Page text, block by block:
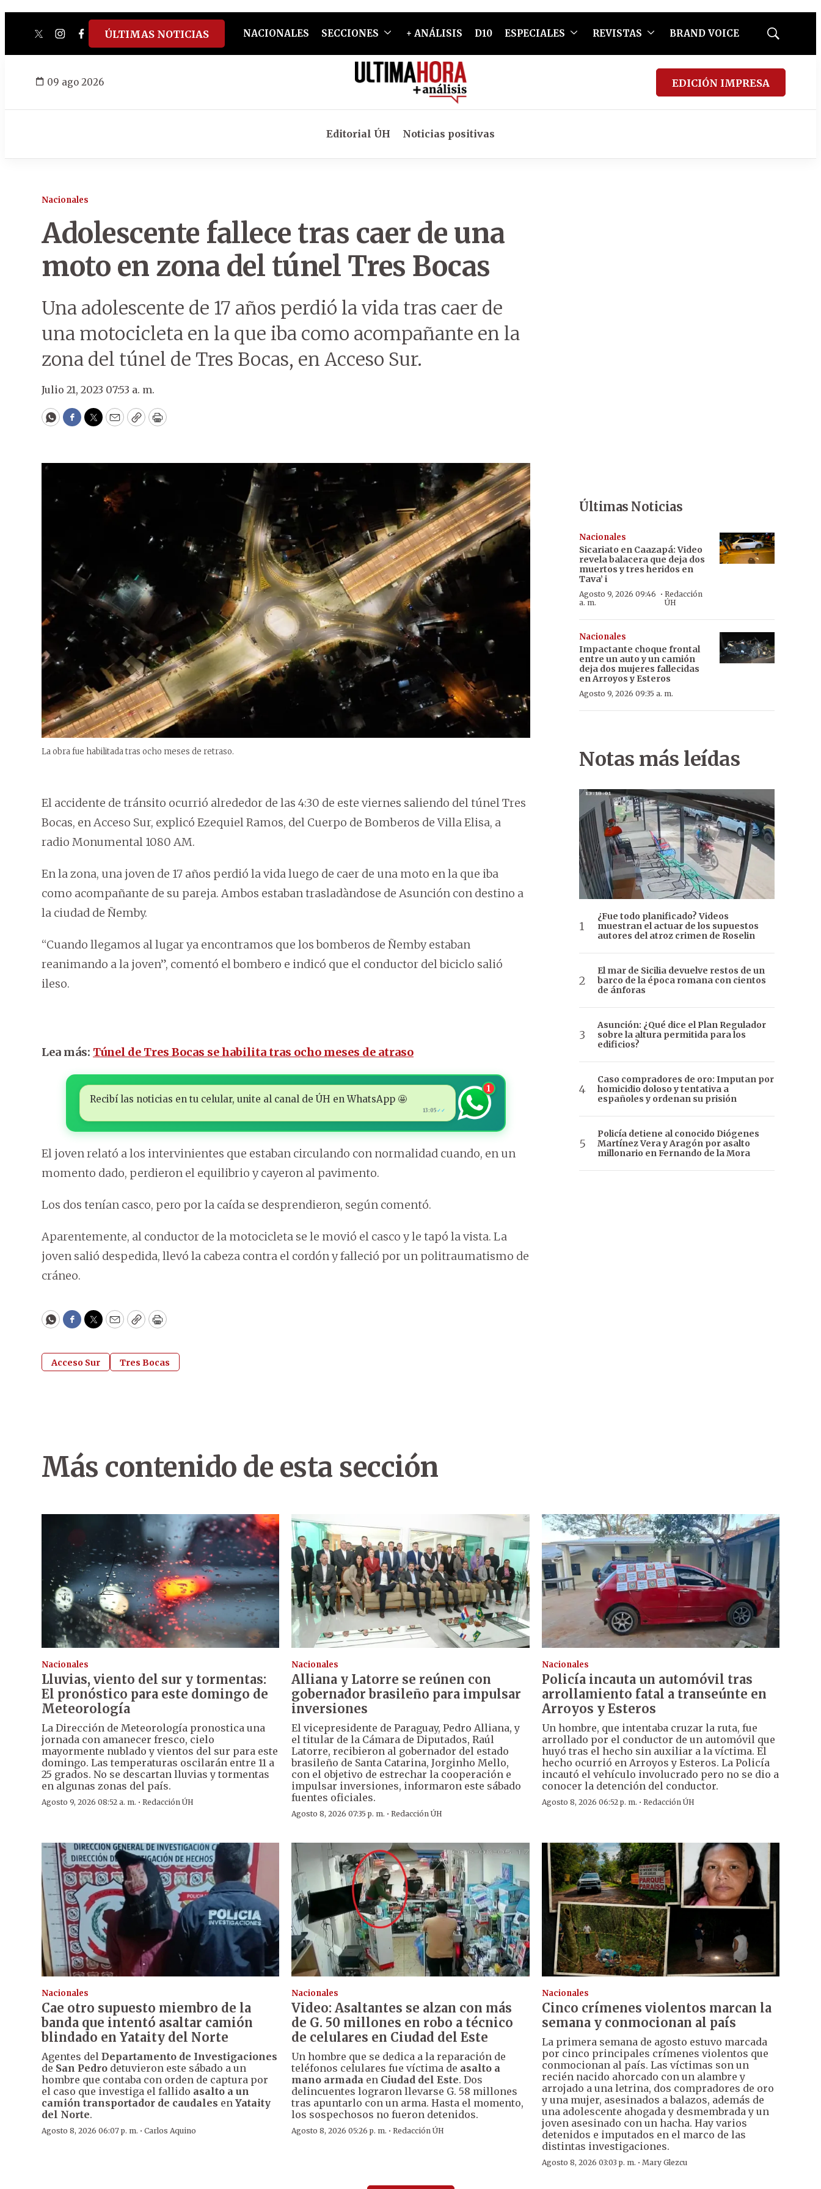
twitterinstagram
facebook
tiktokyoutube
spotify
ÚLTIMAS NOTICIAS NACIONALES SECCIONES + ANÁLISIS D10 ESPECIALES REVISTAS BRAND VOICE
Mostrar
09 ago 2026 EDICIÓN IMPRESA
Editorial ÚH Noticias positivas
Nacionales
Adolescente fallece tras caer de una
moto en zona del túnel Tres Bocas
Una adolescente de 17 años perdió la vida tras caer de
una motocicleta en la que iba como acompañante en la
zona del túnel de Tres Bocas, en Acceso Sur.
Julio 21, 2023 07:53 a. m.
WhatsApp
Facebook
Twitter
EmailCopyPrint
La obra fue habilitada tras ocho meses de retraso.
El accidente de tránsito ocurrió alrededor de las 4:30 de este viernes saliendo del túnel Tres
Bocas, en Acceso Sur, explicó Ezequiel Ramos, del Cuerpo de Bomberos de Villa Elisa, a
radio Monumental 1080 AM.
En la zona, una joven de 17 años perdió la vida luego de caer de una moto en la que iba
como acompañante de su pareja. Ambos estaban trasladàndose de Asunción con destino a
la ciudad de Ñemby.
“Cuando llegamos al lugar ya encontramos que los bomberos de Ñemby estaban
reanimando a la joven”, comentó el bombero e indicó que el conductor del biciclo salió
ileso.
Lea más: Túnel de Tres Bocas se habilita tras ocho meses de atraso
Recibí las noticias en tu celular, unite al canal de ÚH en WhatsApp 🤩
13:05 ✓✓
1
El joven relató a los intervinientes que estaban circulando con normalidad cuando, en un
momento dado, perdieron el equilibrio y cayeron al pavimento.
Los dos tenían casco, pero por la caída se desprendieron, según comentó.
Aparentemente, al conductor de la motocicleta se le movió el casco y le tapó la vista. La
joven salió despedida, llevó la cabeza contra el cordón y falleció por un politraumatismo de
cráneo.
WhatsApp
Facebook
Twitter
EmailCopyPrint
Acceso Sur Tres Bocas
Últimas Noticias
Nacionales
Sicariato en Caazapá: Video
revela balacera que deja dos
muertos y tres heridos en
Tava’ i
Agosto 9, 2026 09:46
a. m.
·Redacción
ÚH
Nacionales
Impactante choque frontal
entre un auto y un camión
deja dos mujeres fallecidas
en Arroyos y Esteros
Agosto 9, 2026 09:35 a. m.
Notas más leídas
¿Fue todo planificado? Videos
muestran el actuar de los supuestos
autores del atroz crimen de Roselin
El mar de Sicilia devuelve restos de un
barco de la época romana con cientos
de ánforas
Asunción: ¿Qué dice el Plan Regulador
sobre la altura permitida para los
edificios?
Caso compradores de oro: Imputan por
homicidio doloso y tentativa a
españoles y ordenan su prisión
Policía detiene al conocido Diógenes
Martínez Vera y Aragón por asalto
millonario en Fernando de la Mora
Más contenido de esta sección
Nacionales
Lluvias, viento del sur y tormentas:
El pronóstico para este domingo de
Meteorología
La Dirección de Meteorología pronostica una
jornada con amanecer fresco, cielo
mayormente nublado y vientos del sur para este
domingo. Las temperaturas oscilarán entre 11 a
25 grados. No se descartan lluvias y tormentas
en algunas zonas del país.
Agosto 9, 2026 08:52 a. m. · Redacción ÚH
Nacionales
Alliana y Latorre se reúnen con
gobernador brasileño para impulsar
inversiones
El vicepresidente de Paraguay, Pedro Alliana, y
el titular de la Cámara de Diputados, Raúl
Latorre, recibieron al gobernador del estado
brasileño de Santa Catarina, Jorginho Mello,
con el objetivo de estrechar la cooperación e
impulsar inversiones, informaron este sábado
fuentes oficiales.
Agosto 8, 2026 07:35 p. m. ·Redacción ÚH
Nacionales
Policía incauta un automóvil tras
arrollamiento fatal a transeúnte en
Arroyos y Esteros
Un hombre, que intentaba cruzar la ruta, fue
arrollado por el conductor de un automóvil que
huyó tras el hecho sin auxiliar a la víctima. El
hecho ocurrió en Arroyos y Esteros. La Policía
incautó el vehículo involucrado pero no se dio a
conocer la detención del conductor.
Agosto 8, 2026 06:52 p. m. · Redacción ÚH
Nacionales
Cae otro supuesto miembro de la
banda que intentó asaltar camión
blindado en Yataity del Norte
Agentes del Departamento de Investigaciones
de San Pedro detuvieron este sábado a un
hombre que contaba con orden de captura por
el caso que investiga el fallido asalto a un
camión transportador de caudales en Yataity
del Norte.
Agosto 8, 2026 06:07 p. m. · Carlos Aquino
Nacionales
Video: Asaltantes se alzan con más
de G. 50 millones en robo a técnico
de celulares en Ciudad del Este
Un hombre que se dedica a la reparación de
teléfonos celulares fue víctima de asalto a
mano armada en Ciudad del Este. Dos
delincuentes lograron llevarse G. 58 millones
tras apuntarlo con un arma. Hasta el momento,
los sospechosos no fueron detenidos.
Agosto 8, 2026 05:26 p. m. ·Redacción ÚH
Nacionales
Cinco crímenes violentos marcan la
semana y conmocionan al país
La primera semana de agosto estuvo marcada
por cinco principales crímenes violentos que
conmocionan al país. Las víctimas son un
recién nacido ahorcado con un alambre y
arrojado a una letrina, dos compradores de oro
y una mujer, asesinados a balazos, además de
una adolescente ahogada y desmembrada y un
joven asesinado con un hacha. Hay varios
detenidos e imputados en el marco de las
distintas investigaciones.
Agosto 8, 2026 03:03 p. m. · Mary Glezcu